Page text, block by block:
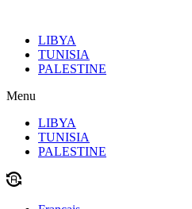
contenuLIBYA
TUNISIA
PALESTINE
Menu
LIBYA
TUNISIA
PALESTINE